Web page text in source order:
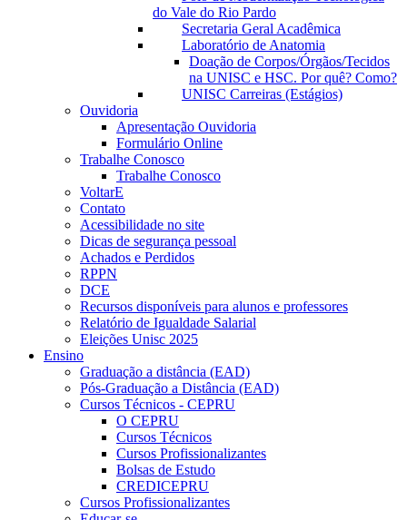
do Vale do Rio Pardo
Secretaria Geral Acadêmica
Laboratório de Anatomia
Doação de Corpos/Órgãos/Tecidos
na UNISC e HSC. Por quê? Como?
UNISC Carreiras (Estágios)
Ouvidoria
Apresentação Ouvidoria
Formulário Online
Trabalhe Conosco
Trabalhe Conosco
VoltarE
Contato
Acessibilidade no site
Dicas de segurança pessoal
Achados e Perdidos
RPPN
DCE
Recursos disponíveis para alunos e professores
Relatório de Igualdade Salarial
Eleições Unisc 2025
Ensino
Graduação a distância (EAD)
Pós-Graduação a Distância (EAD)
Cursos Técnicos - CEPRU
O CEPRU
Cursos Técnicos
Cursos Profissionalizantes
Bolsas de Estudo
CREDICEPRU
Cursos Profissionalizantes